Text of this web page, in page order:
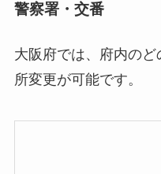
警察署・交番
大阪府では、府内の
所変更が可能です。